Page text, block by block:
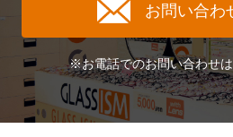
お問い合わ
※お電話でのお問い合わせ